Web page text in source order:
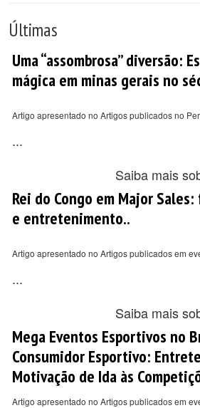
Últimas
Uma “assombrosa” diversão:
mágica em minas gerais no
Artigo apresentado no Artigos publicados no
...
Saiba mais
Rei do Congo em Major
e entretenimento..
Artigo apresentado no Artigos publicados em
...
Saiba mais
Mega Eventos Esportivos no
Consumidor Esportivo:
Motivação de Ida às
Artigo apresentado no Artigos publicados em